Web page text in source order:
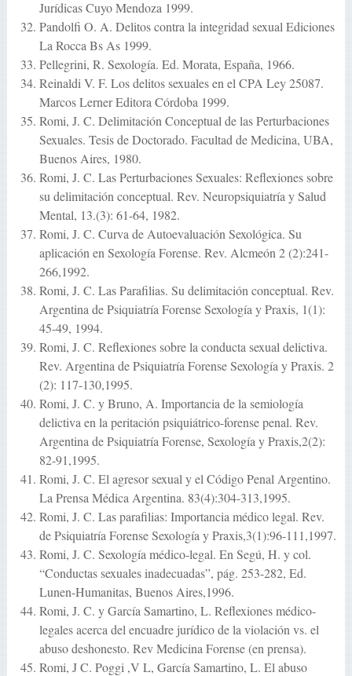
Jurídicas Cuyo Mendoza 1999.
Pandolfi O. A. Delitos contra la integridad sexual Ediciones
La Rocca Bs As 1999.
Pellegrini, R. Sexología. Ed. Morata, España, 1966.
Reinaldi V. F. Los delitos sexuales en el CPA Ley 25087.
Marcos Lerner Editora Córdoba 1999.
Romi, J. C. Delimitación Conceptual de las Perturbaciones
Sexuales. Tesis de Doctorado. Facultad de Medicina, UBA,
Buenos Aires, 1980.
Romi, J. C. Las Perturbaciones Sexuales: Reflexiones sobre
su delimitación conceptual. Rev. Neuropsiquiatría y Salud
Mental, 13.(3): 61-64, 1982.
Romi, J. C. Curva de Autoevaluación Sexológica. Su
aplicación en Sexología Forense. Rev. Alcmeón 2 (2):241-
266,1992.
Romi, J. C. Las Parafilias. Su delimitación conceptual. Rev.
Argentina de Psiquiatría Forense Sexología y Praxis, 1(1):
45-49, 1994.
Romi, J. C. Reflexiones sobre la conducta sexual delictiva.
Rev. Argentina de Psiquiatría Forense Sexología y Praxis. 2
(2): 117-130,1995.
Romi, J. C. y Bruno, A. Importancia de la semiología
delictiva en la peritación psiquiátrico-forense penal. Rev.
Argentina de Psiquiatría Forense, Sexología y Praxis,2(2):
82-91,1995.
Romi, J. C. El agresor sexual y el Código Penal Argentino.
La Prensa Médica Argentina. 83(4):304-313,1995.
Romi, J. C. Las parafilias: Importancia médico legal. Rev.
de Psiquiatría Forense Sexología y Praxis,3(1):96-111,1997.
Romi, J. C. Sexología médico-legal. En Segú, H. y col.
“Conductas sexuales inadecuadas”, pág. 253-282, Ed.
Lunen-Humanitas, Buenos Aires,1996.
Romi, J. C. y García Samartino, L. Reflexiones médico-
legales acerca del encuadre jurídico de la violación vs. el
abuso deshonesto. Rev Medicina Forense (en prensa).
Romi, J C. Poggi ,V L, García Samartino, L. El abuso